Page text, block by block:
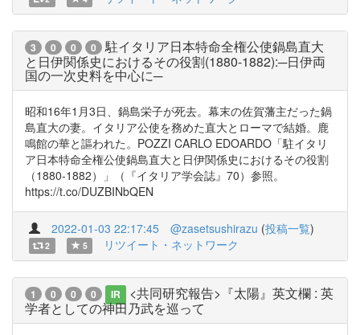
3 0 0 0
駐イタリア日本特命全権公使鍋島直大
と日伊関係史におけるその役割(1880-1882):─日伊両
国の一次史料を中心に─
昭和16年1月3日、鍋島栄子が死去。幕末の佐賀藩主だった鍋
島直大の妻。イタリア公使を務めた直大とローマで結婚。鹿
鳴館の華と謳われた。POZZI CARLO EDOARDO「駐イタリ
ア日本特命全権公使鍋島直大と日伊関係史におけるその役割
（1880-1882）」（『イタリア学会誌』70）参照。
https://t.co/DUZBINbQEN
2022-01-03 22:17:45 @zasetsushirazu (投稿一覧)
2 5 リツイート・ネットワーク
1 0 0 0 IR
<共同研究報告>『太陽』英文欄 : 英
学者としての神田乃武を巡って